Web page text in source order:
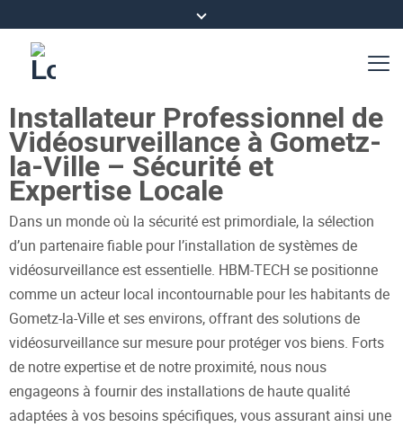
Installateur Professionnel de
Vidéosurveillance à Gometz-
la-Ville – Sécurité et
Expertise Locale
Dans un monde où la sécurité est primordiale, la sélection
d’un partenaire fiable pour l’installation de systèmes de
vidéosurveillance est essentielle. HBM-TECH se positionne
comme un acteur local incontournable pour les habitants de
Gometz-la-Ville et ses environs, offrant des solutions de
vidéosurveillance sur mesure pour protéger vos biens. Forts
de notre expertise et de notre proximité, nous nous
engageons à fournir des installations de haute qualité
adaptées à vos besoins spécifiques, vous assurant ainsi une